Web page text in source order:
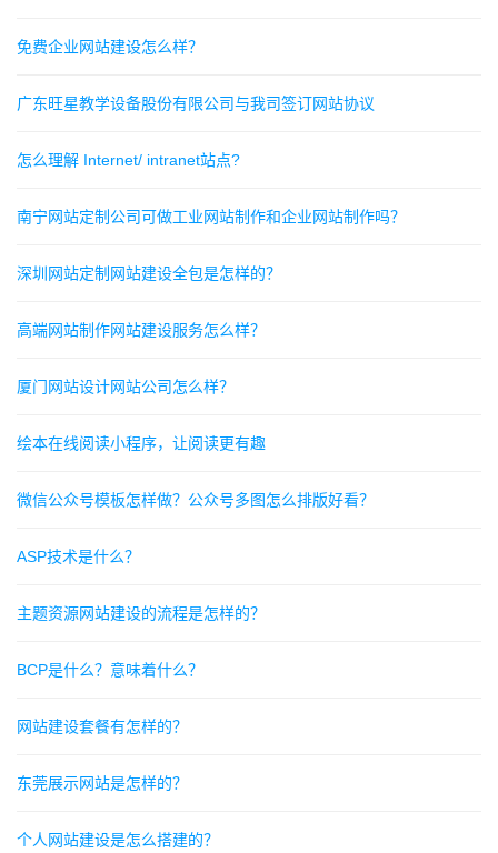
免费企业网站建设怎么样？
广东旺星教学设备股份有限公司与我司签订网站协议
怎么理解 Internet/ intranet站点?
南宁网站定制公司可做工业网站制作和企业网站制作吗？
深圳网站定制网站建设全包是怎样的？
高端网站制作网站建设服务怎么样？
厦门网站设计网站公司怎么样？
绘本在线阅读小程序，让阅读更有趣
微信公众号模板怎样做？公众号多图怎么排版好看？
ASP技术是什么？
主题资源网站建设的流程是怎样的？
BCP是什么？意味着什么？
网站建设套餐有怎样的？
东莞展示网站是怎样的？
个人网站建设是怎么搭建的？